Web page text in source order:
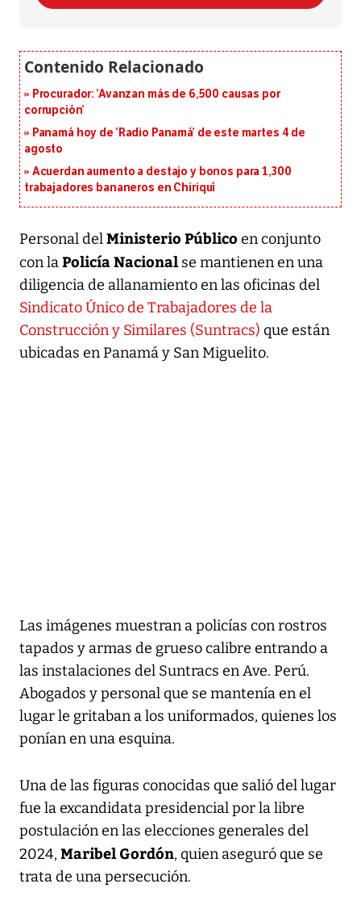
Procurador: ‘Avanzan más de 6,500 causas por
corrupción’
Panamá hoy de ‘Radio Panamá’ de este martes 4 de
agosto
Acuerdan aumento a destajo y bonos para 1,300
trabajadores bananeros en Chiriquí
Personal delMinisterio Público en conjunto
con laPolicía Nacionalse mantienen en una
diligencia de allanamiento en las oficinas del
Sindicato Único de Trabajadores de la
Construcción y Similares (Suntracs) que están
ubicadas en Panamá y San Miguelito.
Las imágenes muestran a policías con rostros
tapados y armas de grueso calibre entrando a
las instalaciones del Suntracs en Ave. Perú.
Abogados y personal que se mantenía en el
lugar le gritaban a los uniformados, quienes los
ponían en una esquina.
Una de las figuras conocidas que salió del lugar
fue la excandidata presidencial por la libre
postulación en las elecciones generales del
2024, Maribel Gordón, quien aseguró que se
trata de una persecución.